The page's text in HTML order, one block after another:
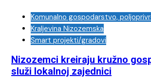
Komunalno gospodarstvo,
Kraljevina Nizozemska
Smart projekti/gradovi
Nizozemci kreiraju kružno
služi lokalnoj zajednici